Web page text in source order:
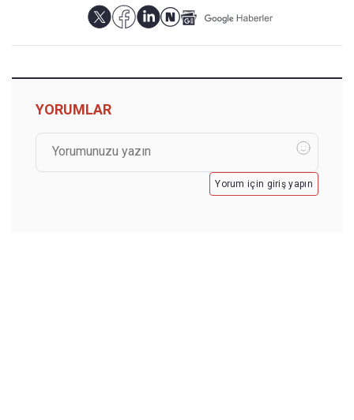
YORUMLAR
Yorum için giriş yapın